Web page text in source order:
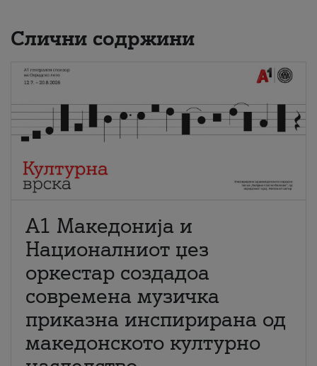
Слични содржини
А1 Македонија и
Националниот џез
оркестар создадоа
современа музичка
приказна инспирирана од
македонското културно